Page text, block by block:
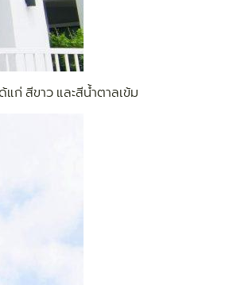
ก่ สีขาว และสีน้ำตาลเข้ม